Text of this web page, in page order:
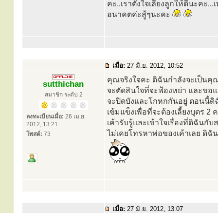
คะ..เราตั้งใจเลี้ยงลูกให้ดีนะคะ
อนาคตค่ะสู้ๆนะคะ
เมื่อ: 27 มิ.ย. 2012, 10:52
sutthichan
สมาชิก ระดับ 2
ลงทะเบียนเมื่อ: 26 เม.ย.
2012, 13:21
โพสต์: 73
คุณจริงใจคะ ดิฉันกำลังจะเป็นคุ
จะตัดสินใจที่จะฟ้องหย่า และขอ
จะปิดบังและโกหกกันอยู่ ตอนนี้ดิ
เข้มแข็งเพื่อที่จะต้องเลี้ยงบุตร
เค้ารับรู้และเข้าใจเรื่องที่ดิฉันกั
ไม่เคยโทรหาพ่อของเค้าเลย ดิ
เมื่อ: 27 มิ.ย. 2012, 13:07